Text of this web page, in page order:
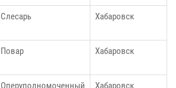
Слесарь Хабаровск
Повар Хабаровск
Оперуполномоченный Хабаровск